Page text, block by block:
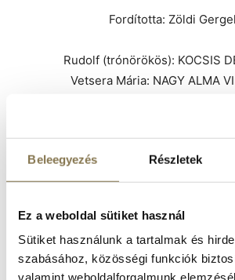
Beleegyezés Részletek
Ez a weboldal sütiket használ
Sütiket használunk a tartalmak és
szabásához, közösségi funkciók
valamint weboldalforgalmunk
Fordította: Zöldi
Rudolf (trónörökös): KOCSIS
Vetsera Mária: NAGY ALMA
Larisch grófnő (Mária barátnője):
Ferencz József (császár):
Stefánia (Rudolf felesége):
Pfeiffer (bábjátékos): BRÓDY
Bratfisch (Rudolf kocsisa):
Wiligut (Taaffee ügynöke): VISI
Károlyi István (magyar nemes):